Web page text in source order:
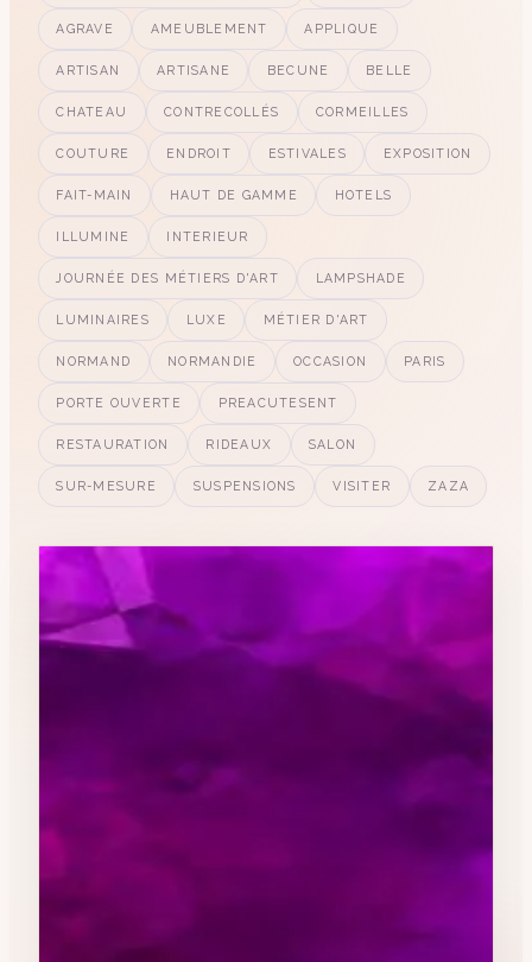
AGRAVE AMEUBLEMENT APPLIQUE
ARTISAN ARTISANE BECUNE BELLE
CHATEAU CONTRECOLLÉS CORMEILLES
COUTURE ENDROIT ESTIVALES EXPOSITION
FAIT-MAIN HAUT DE GAMME HOTELS
ILLUMINE INTERIEUR
JOURNÉE DES MÉTIERS D'ART LAMPSHADE
LUMINAIRES LUXE MÉTIER D'ART
NORMAND NORMANDIE OCCASION PARIS
PORTE OUVERTE PREACUTESENT
RESTAURATION RIDEAUX SALON
SUR-MESURE SUSPENSIONS VISITER ZAZA